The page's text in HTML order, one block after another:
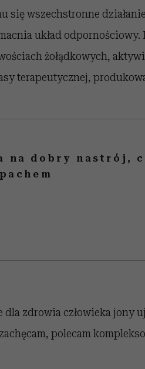
się wszechstronne
układ odpornościowy.
żołądkowych,
terapeutycznej,
na dobry nastrój,
zdrowia człowieka jony
polecam